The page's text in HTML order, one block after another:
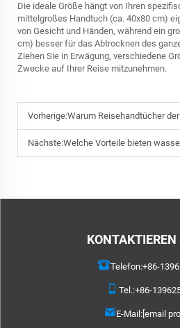
Die ideale Größe hängt von Ihren
mittelgroßes Handtuch (ca. 40x80 cm)
von Gesicht und Händen, während ein
cm) besser für das Abtrocknen des
Ziehen Sie in Erwägung, verschiedene
Zwecke auf Ihrer Reise mitzunehmen.
Vorherige:Warum Reisehandtücher der beste
Nächste:Welche Vorteile bieten
KONTAKTIEREN
Telefon:+86-
Tel.:+86-
E-Mail: [email